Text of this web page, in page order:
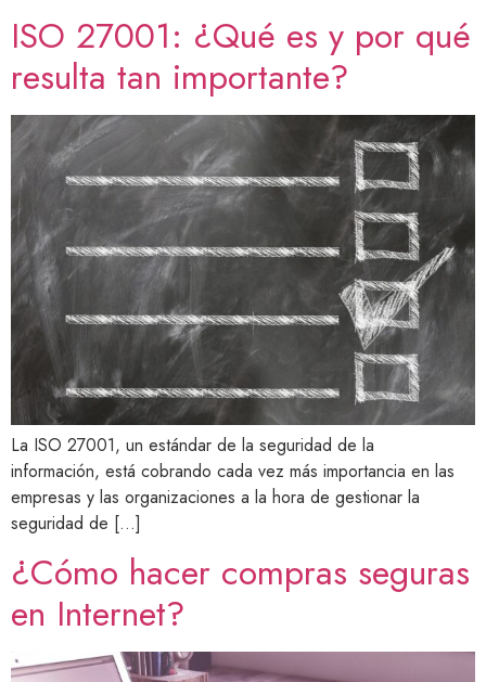
ISO 27001: ¿Qué es y por qué
resulta tan importante?
La ISO 27001, un estándar de la seguridad de la
información, está cobrando cada vez más importancia en las
empresas y las organizaciones a la hora de gestionar la
seguridad de […]
¿Cómo hacer compras seguras
en Internet?